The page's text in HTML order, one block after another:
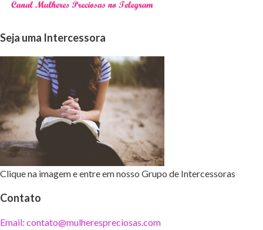
Seja uma Intercessora
Clique na imagem e entre em nosso Grupo de Intercessoras
Contato
Email: contato@mulherespreciosas.com